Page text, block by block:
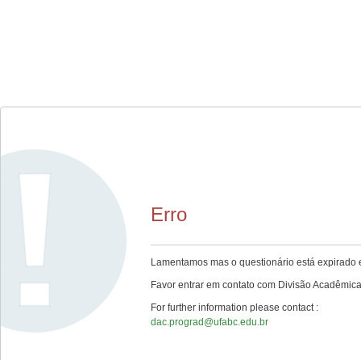
Erro
Lamentamos mas o questionário está expirado
Favor entrar em contato com Divisão
For further information please contact :
dac.prograd@ufabc.edu.br